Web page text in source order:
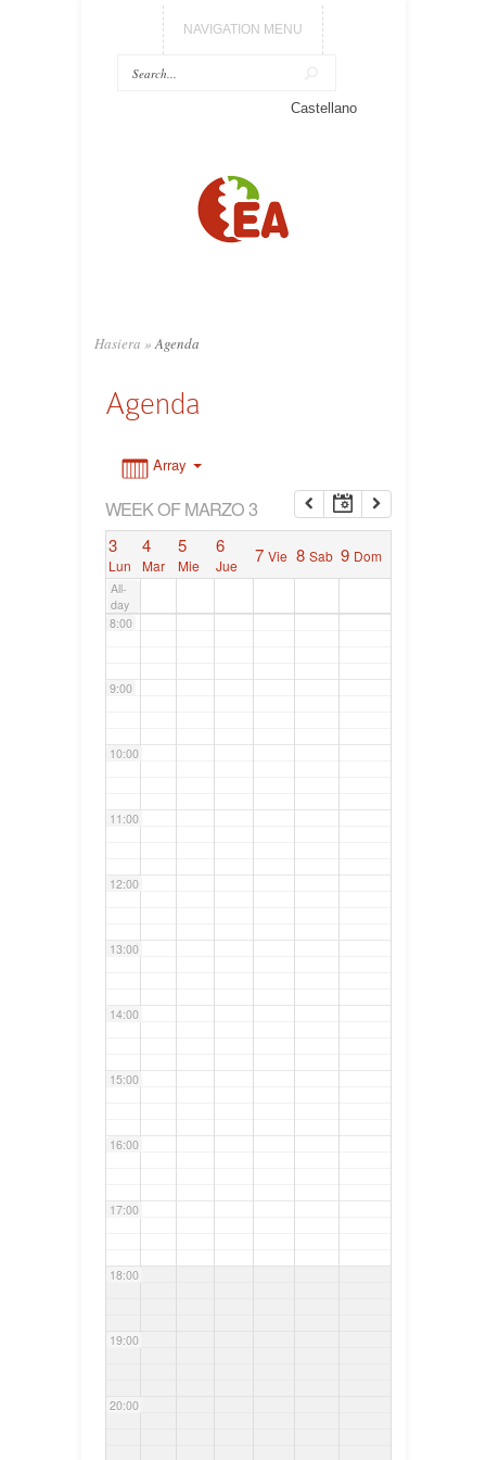
NAVIGATION MENU
Castellano
Hasiera » Agenda
Agenda
Array
WEEK OF MARZO 3
3
Lun
4
Mar
5
Mie
6
Jue 7 Vie 8 Sab 9 Dom
All-
day
7:00
8:00
9:00
10:00
11:00
12:00
13:00
14:00
15:00
16:00
17:00
18:00
19:00
20:00